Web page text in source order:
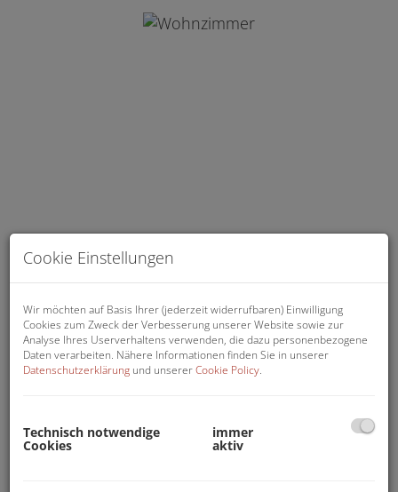
Cookie Einstellungen
Wir möchten auf Basis Ihrer (jederzeit widerrufbaren) Einwilligung
Cookies zum Zweck der Verbesserung unserer Website sowie zur
Analyse Ihres Userverhaltens verwenden, die dazu personenbezogene
Daten verarbeiten. Nähere Informationen finden Sie in unserer
Datenschutzerklärung und unsererCookie Policy.
Technisch notwendige
Cookies
immer
aktiv